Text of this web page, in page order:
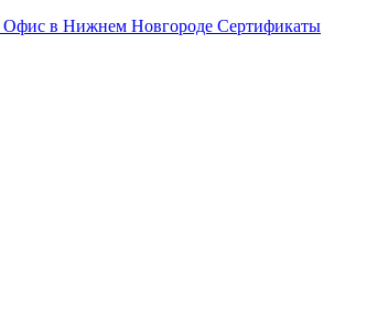
Офис в Нижнем Новгороде Сертификаты